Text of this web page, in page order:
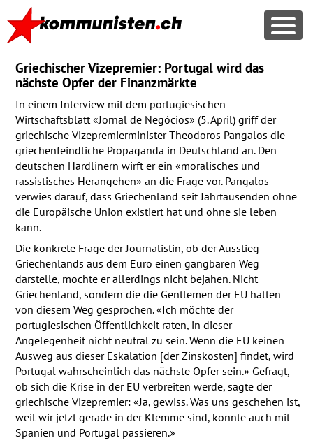
Griechischer Vizepremier: Portugal wird das
nächste Opfer der Finanzmärkte
In einem Interview mit dem portugiesischen
Wirtschaftsblatt «Jornal de Negócios» (5. April) griff der
griechische Vizepremierminister Theodoros Pangalos die
griechenfeindliche Propaganda in Deutschland an. Den
deutschen Hardlinern wirft er ein «moralisches und
rassistisches Herangehen» an die Frage vor. Pangalos
verwies darauf, dass Griechenland seit Jahrtausenden ohne
die Europäische Union existiert hat und ohne sie leben
kann.
Die konkrete Frage der Journalistin, ob der Ausstieg
Griechenlands aus dem Euro einen gangbaren Weg
darstelle, mochte er allerdings nicht bejahen. Nicht
Griechenland, sondern die die Gentlemen der EU hätten
von diesem Weg gesprochen. «Ich möchte der
portugiesischen Öffentlichkeit raten, in dieser
Angelegenheit nicht neutral zu sein. Wenn die EU keinen
Ausweg aus dieser Eskalation [der Zinskosten] findet, wird
Portugal wahrscheinlich das nächste Opfer sein.» Gefragt,
ob sich die Krise in der EU verbreiten werde, sagte der
griechische Vizepremier: «Ja, gewiss. Was uns geschehen ist,
weil wir jetzt gerade in der Klemme sind, könnte auch mit
Spanien und Portugal passieren.»